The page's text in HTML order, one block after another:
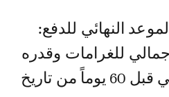
النهائي للدفع:
للغرامات وقدره
100,000 دولار أمريكي قبل 60 يوماً من تاريخ